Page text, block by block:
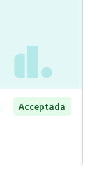
Acceptada